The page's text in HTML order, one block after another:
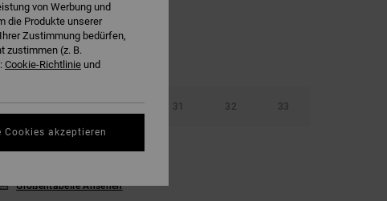
28 29 30 31 32 33
Größentabelle Ansehen
von Werbung und
die Produkte unserer
Zustimmung bedürfen,
zustimmen (z. B.
Cookie-Richtlinie und
Cookies akzeptieren